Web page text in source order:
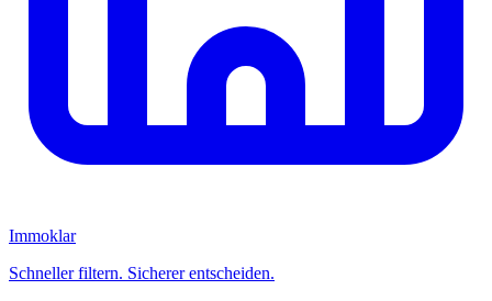
Immoklar
Schneller filtern. Sicherer entscheiden.